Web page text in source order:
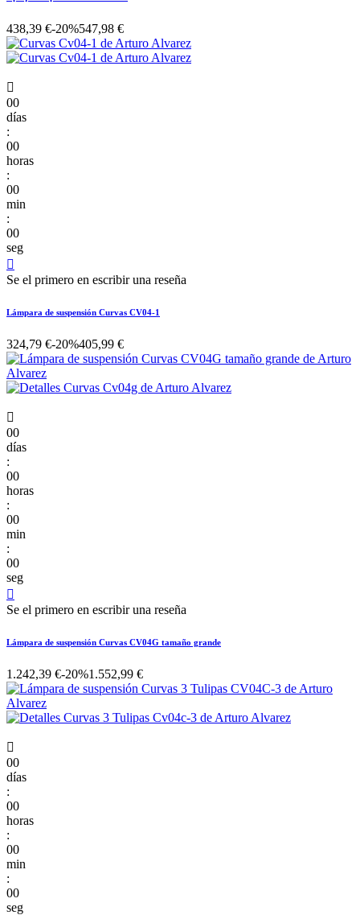
438,39 €-20%547,98 €

00
días
:
00
horas
:
00
min
:
00
seg

Se el primero en escribir una reseña
Lámpara de suspensión Curvas CV04-1
324,79 €-20%405,99 €

00
días
:
00
horas
:
00
min
:
00
seg

Se el primero en escribir una reseña
Lámpara de suspensión Curvas CV04G tamaño grande
1.242,39 €-20%1.552,99 €

00
días
:
00
horas
:
00
min
:
00
seg